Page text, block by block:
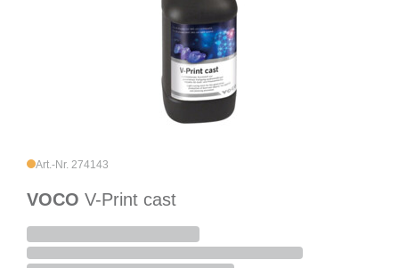
Art.-Nr. 274143
VOCO V-Print cast